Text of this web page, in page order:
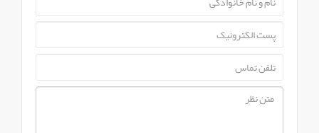
مشاهده این محصول درراشین کالا
امکان ارسال سریع محصولات به مشتريان عزيز در